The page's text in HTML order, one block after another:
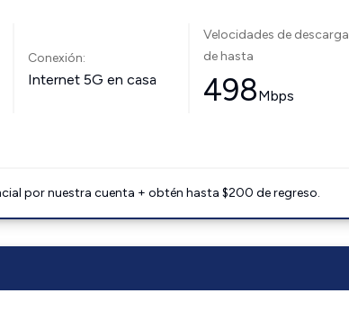
Conexión:
Internet 5G en casa
Velocidades de descarga
de hasta
498Mbps
por nuestra cuenta + obtén hasta $200 de regreso.